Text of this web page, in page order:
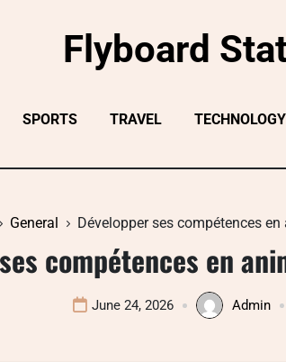
Flyboard
SPORTS TRAVEL TECHNOLOGY
General Développer ses compétences
compétences en
June 24, 2026 Admin